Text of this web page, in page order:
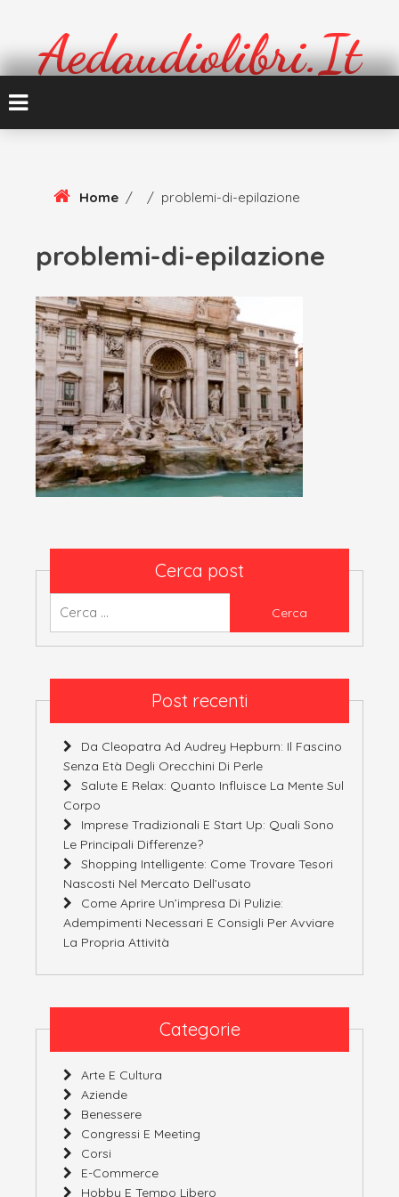
Aedaudiolibri.it
Home / / problemi-di-epilazione
problemi-di-epilazione
Cerca post
Post recenti
Da Cleopatra Ad Audrey Hepburn: Il Fascino
Senza Età Degli Orecchini Di Perle
Salute E Relax: Quanto Influisce La Mente Sul
Corpo
Imprese Tradizionali E Start Up: Quali Sono
Le Principali Differenze?
Shopping Intelligente: Come Trovare Tesori
Nascosti Nel Mercato Dell’usato
Come Aprire Un’impresa Di Pulizie:
Adempimenti Necessari E Consigli Per Avviare
La Propria Attività
Categorie
Arte E Cultura
Aziende
Benessere
Congressi E Meeting
Corsi
E-Commerce
Hobby E Tempo Libero